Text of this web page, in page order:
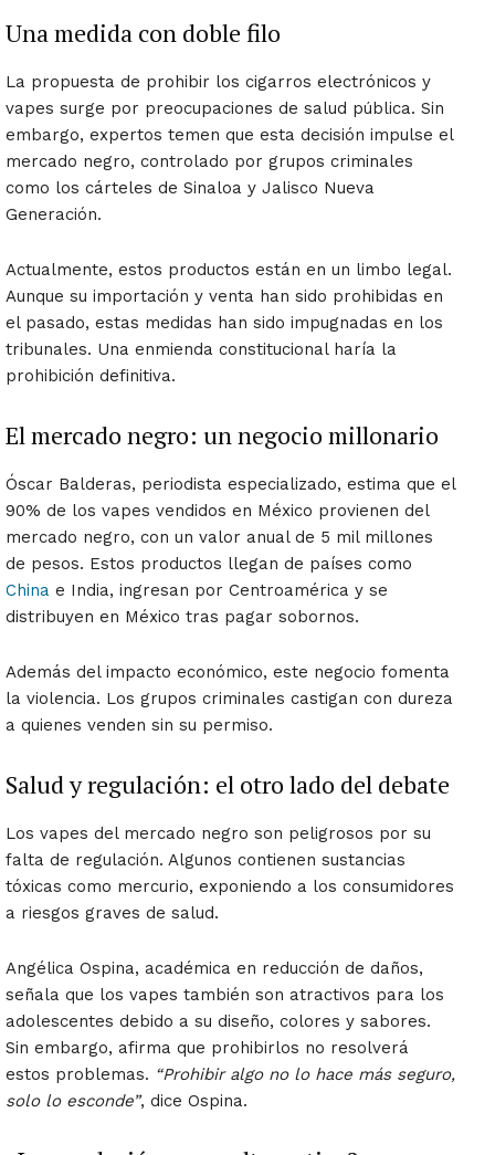
Una medida con doble filo
La propuesta de prohibir los cigarros electrónicos y
vapes surge por preocupaciones de salud pública. Sin
embargo, expertos temen que esta decisión impulse el
mercado negro, controlado por grupos criminales
como los cárteles de Sinaloa y Jalisco Nueva
Generación.
Actualmente, estos productos están en un limbo legal.
Aunque su importación y venta han sido prohibidas en
el pasado, estas medidas han sido impugnadas en los
tribunales. Una enmienda constitucional haría la
prohibición definitiva.
El mercado negro: un negocio millonario
Óscar Balderas, periodista especializado, estima que el
90% de los vapes vendidos en México provienen del
mercado negro, con un valor anual de 5 mil millones
de pesos. Estos productos llegan de países como
China e India, ingresan por Centroamérica y se
distribuyen en México tras pagar sobornos.
Además del impacto económico, este negocio fomenta
la violencia. Los grupos criminales castigan con dureza
a quienes venden sin su permiso.
Salud y regulación: el otro lado del debate
Los vapes del mercado negro son peligrosos por su
falta de regulación. Algunos contienen sustancias
tóxicas como mercurio, exponiendo a los consumidores
a riesgos graves de salud.
Angélica Ospina, académica en reducción de daños,
señala que los vapes también son atractivos para los
adolescentes debido a su diseño, colores y sabores.
Sin embargo, afirma que prohibirlos no resolverá
estos problemas. “Prohibir algo no lo hace más seguro,
solo lo esconde”, dice Ospina.